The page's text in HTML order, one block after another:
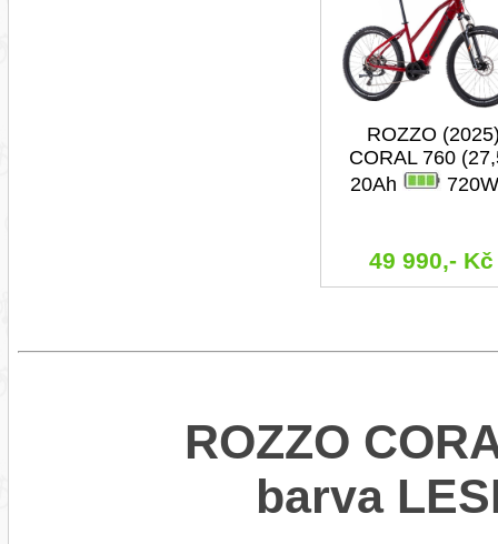
ROZZO
CORAL 760
20Ah
49 990,- Kč
ROZZO
barva